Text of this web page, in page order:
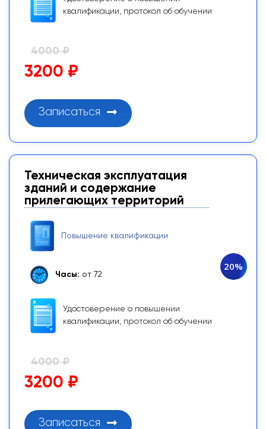
квалификации, протокол об обучении
4000 ₽
3200 ₽
Записаться
Техническая эксплуатация
зданий и содержание
прилегающих территорий
Повышение квалификации
Часы: от 72
Удостоверение о повышении
квалификации, протокол об обучении
20%
4000 ₽
3200 ₽
Записаться